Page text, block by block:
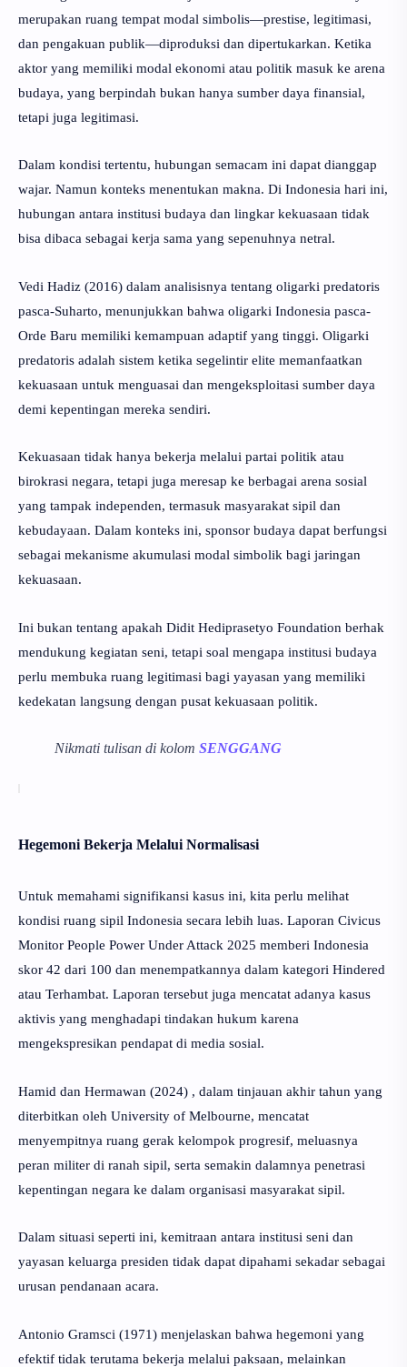
merupakan ruang tempat modal simbolis—prestise, legitimasi,
dan pengakuan publik—diproduksi dan dipertukarkan. Ketika
aktor yang memiliki modal ekonomi atau politik masuk ke arena
budaya, yang berpindah bukan hanya sumber daya finansial,
tetapi juga legitimasi.
Dalam kondisi tertentu, hubungan semacam ini dapat dianggap
wajar. Namun konteks menentukan makna. Di Indonesia hari ini,
hubungan antara institusi budaya dan lingkar kekuasaan tidak
bisa dibaca sebagai kerja sama yang sepenuhnya netral.
Vedi Hadiz (2016) dalam analisisnya tentang oligarki predatoris
pasca-Suharto, menunjukkan bahwa oligarki Indonesia pasca-
Orde Baru memiliki kemampuan adaptif yang tinggi. Oligarki
predatoris adalah sistem ketika segelintir elite memanfaatkan
kekuasaan untuk menguasai dan mengeksploitasi sumber daya
demi kepentingan mereka sendiri.
Kekuasaan tidak hanya bekerja melalui partai politik atau
birokrasi negara, tetapi juga meresap ke berbagai arena sosial
yang tampak independen, termasuk masyarakat sipil dan
kebudayaan. Dalam konteks ini, sponsor budaya dapat berfungsi
sebagai mekanisme akumulasi modal simbolik bagi jaringan
kekuasaan.
Ini bukan tentang apakah Didit Hediprasetyo Foundation berhak
mendukung kegiatan seni, tetapi soal mengapa institusi budaya
perlu membuka ruang legitimasi bagi yayasan yang memiliki
kedekatan langsung dengan pusat kekuasaan politik.
Nikmati tulisan di kolom SENGGANG
Hegemoni Bekerja Melalui Normalisasi
Untuk memahami signifikansi kasus ini, kita perlu melihat
kondisi ruang sipil Indonesia secara lebih luas. Laporan Civicus
Monitor People Power Under Attack 2025 memberi Indonesia
skor 42 dari 100 dan menempatkannya dalam kategori Hindered
atau Terhambat. Laporan tersebut juga mencatat adanya kasus
aktivis yang menghadapi tindakan hukum karena
mengekspresikan pendapat di media sosial.
Hamid dan Hermawan (2024) , dalam tinjauan akhir tahun yang
diterbitkan oleh University of Melbourne, mencatat
menyempitnya ruang gerak kelompok progresif, meluasnya
peran militer di ranah sipil, serta semakin dalamnya penetrasi
kepentingan negara ke dalam organisasi masyarakat sipil.
Dalam situasi seperti ini, kemitraan antara institusi seni dan
yayasan keluarga presiden tidak dapat dipahami sekadar sebagai
urusan pendanaan acara.
Antonio Gramsci (1971) menjelaskan bahwa hegemoni yang
efektif tidak terutama bekerja melalui paksaan, melainkan